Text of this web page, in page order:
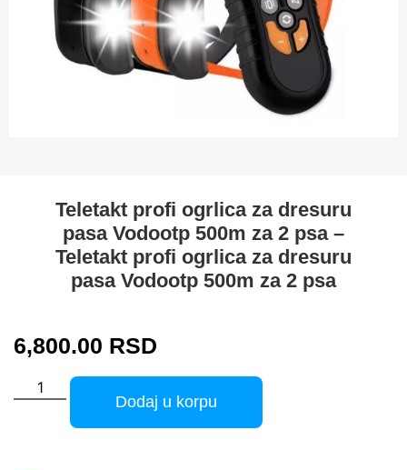
Teletakt profi ogrlica za dresuru
pasa Vodootp 500m za 2 psa –
Teletakt profi ogrlica za dresuru
pasa Vodootp 500m za 2 psa
6,800.00 RSD
Dodaj u korpu